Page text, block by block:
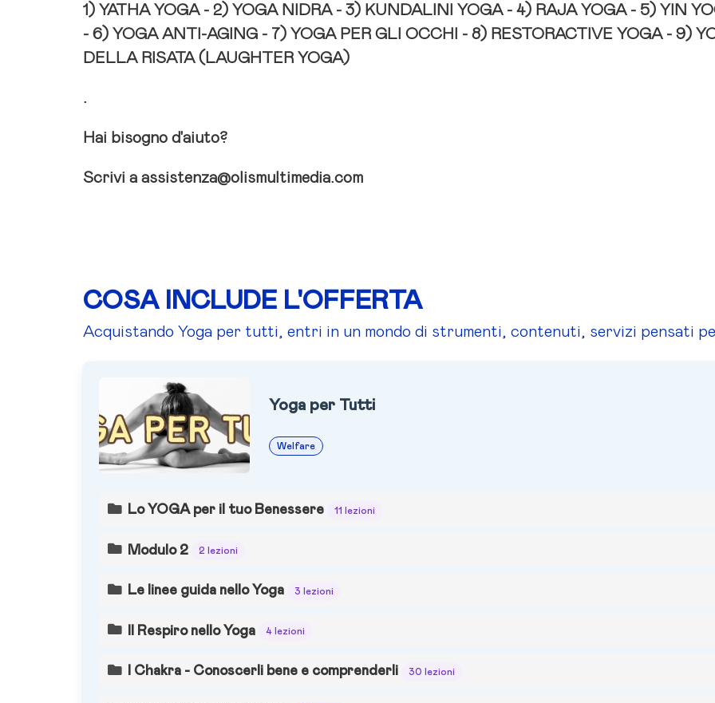
1) YATHA YOGA - 2) YOGA NIDRA - 3) KUNDALINI YOGA - 4) RAJA YOGA - 5) YIN
- 6) YOGA ANTI-AGING - 7) YOGA PER GLI OCCHI - 8) RESTORACTIVE YOGA - 9)
DELLA RISATA (LAUGHTER YOGA)
.
Hai bisogno d'aiuto?
Scrivi a assistenza@olismultimedia.com
COSA INCLUDE L'OFFERTA
Acquistando Yoga per tutti, entri in un mondo di strumenti, contenuti, servizi pensati
Yoga per Tutti
Welfare
Lo YOGA per il tuo Benessere 11 lezioni
Modulo 2 2 lezioni
Le linee guida nello Yoga 3 lezioni
Il Respiro nello Yoga 4 lezioni
I Chakra - Conoscerli bene e comprenderli 30 lezioni